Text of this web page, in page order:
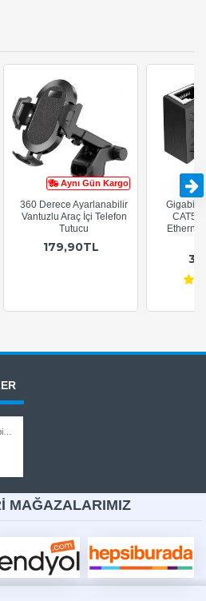
Aynı Gün Kargo
360 Derece Ayarlanabilir
Vantuzlu Araç İçi Telefon
Tutucu
179,90TL
Gigabit
CAT5e
90 Derece Açılı L Tipi Erkek-Erkek HDMI Kablo - 1.5Metre
MAĞAZALARIMIZ